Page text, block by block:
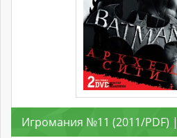
Игромания №11 (2011/PDF)